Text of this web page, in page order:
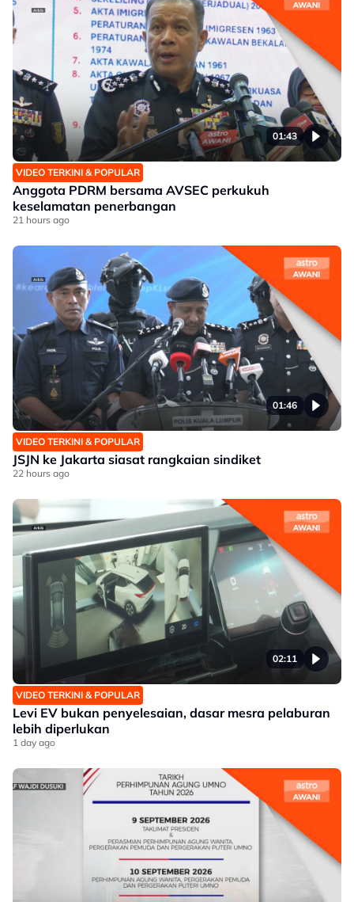
01:43
VIDEO TERKINI & POPULAR
Anggota PDRM bersama AVSEC perkukuh
keselamatan penerbangan
21 hours ago
01:46
VIDEO TERKINI & POPULAR
JSJN ke Jakarta siasat rangkaian sindiket
22 hours ago
02:11
VIDEO TERKINI & POPULAR
Levi EV bukan penyelesaian, dasar mesra pelaburan
lebih diperlukan
1 day ago